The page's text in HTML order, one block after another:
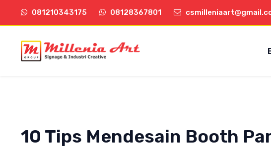
081210343175 08128367801
10 Tips Mendesain Booth